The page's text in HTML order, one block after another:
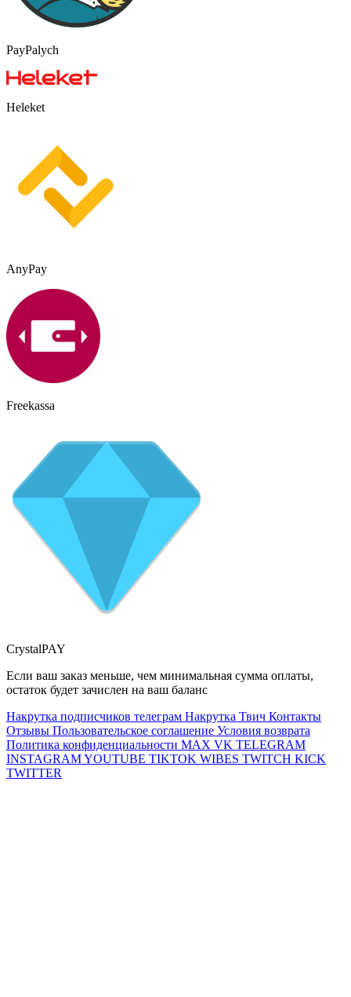
PayPalych
Heleket
AnyPay
Freekassa
CrystalPAY
Если ваш заказ меньше, чем минимальная сумма оплаты,
остаток будет зачислен на ваш баланс
Накрутка подписчиков телеграм Накрутка Твич Контакты
Отзывы Пользовательское соглашение Условия возврата
Политика конфиденциальности MAX VK TELEGRAM
INSTAGRAMYOUTUBE TIKTOK WIBES TWITCH KICK
TWITTER